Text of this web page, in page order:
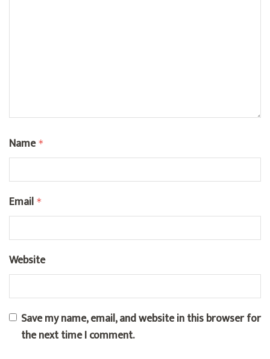
Name *
Email *
Website
Save my name, email, and website in this browser for
the next time I comment.